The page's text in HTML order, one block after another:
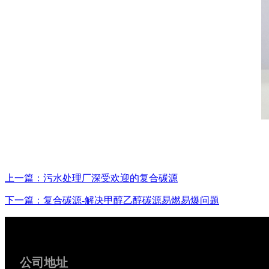
上一篇：污水处理厂深受欢迎的复合碳源
下一篇：复合碳源-解决甲醇乙醇碳源易燃易爆问题
公司地址